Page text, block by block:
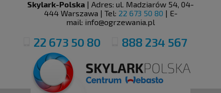
Skylark-Polska | Adres: ul. Madziarów 54, 04-
444 Warszawa | Tel: 22 673 50 80 | E-
mail: info@ogrzewania.pl
22 673 50 80 888 234 567